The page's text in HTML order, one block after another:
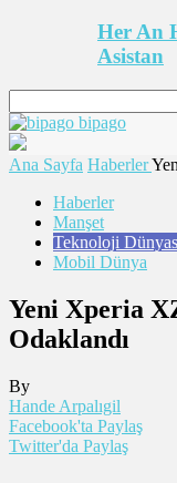
Her An
Asistan
bipago
Ana Sayfa Haberler
Haberler
Manşet
Teknoloji
Mobil Dünya
Yeni Xperia
Odaklandı
By
Hande Arpalıgil
Facebook'ta Paylaş
Twitter'da Paylaş